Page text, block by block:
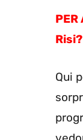
PER
Qui